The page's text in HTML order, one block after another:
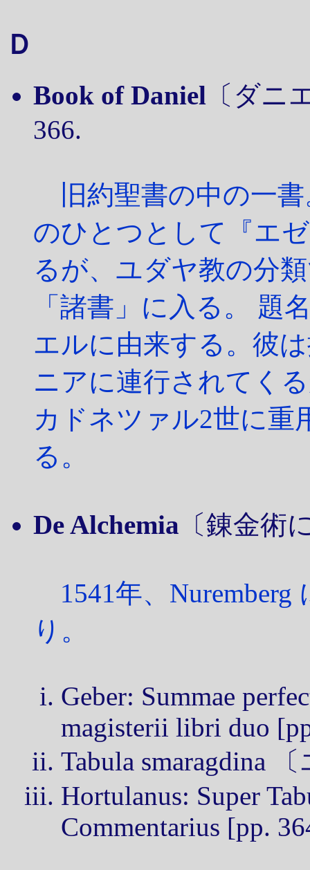
Ｄ
Book of Daniel 〔ダニ
366.
旧約聖書の中の一書
のひとつとして『エ
るが、ユダヤ教の分
「諸書」に入る。 題
エルに由来する。彼
ニアに連行されてく
カドネツァル2世に重
る。
De Alchemia 〔錬金術
1541年、Nuremberg
り。
Geber: Summae
magisterii libri duo
Tabula smaragdina
Hortulanus: Super
Commentarius [pp.